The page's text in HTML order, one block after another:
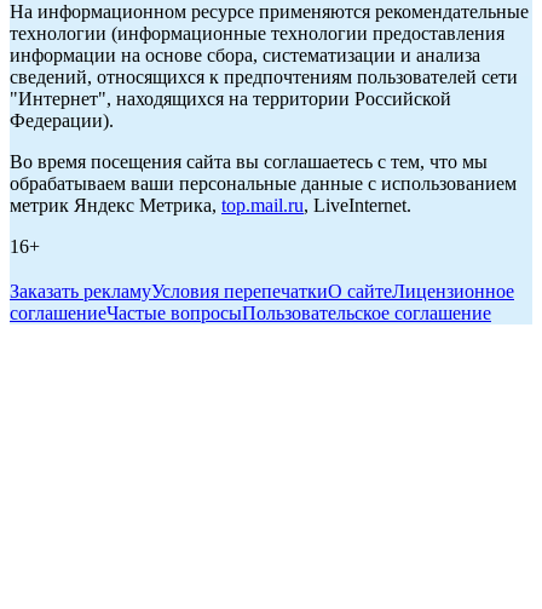
На информационном ресурсе применяются рекомендательные
технологии (информационные технологии предоставления
информации на основе сбора, систематизации и анализа
сведений, относящихся к предпочтениям пользователей сети
"Интернет", находящихся на территории Российской
Федерации).
Во время посещения сайта вы соглашаетесь с тем, что мы
обрабатываем ваши персональные данные с использованием
метрик Яндекс Метрика, top.mail.ru, LiveInternet.
16+
Заказать рекламуУсловия перепечаткиО сайтеЛицензионное
соглашениеЧастые вопросыПользовательское соглашение